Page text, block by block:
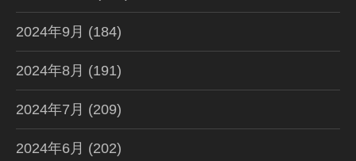
2024年9月 (184)
2024年8月 (191)
2024年7月 (209)
2024年6月 (202)